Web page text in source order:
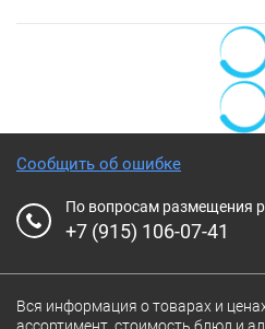
Сообщить об ошибке
По вопросам размещения
+7 (915) 106-07-41
Вся информация о товарах и